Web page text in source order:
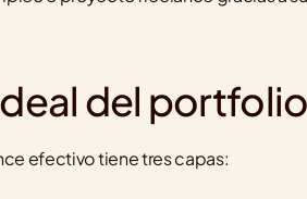
del portfolio
efectivo tiene tres capas: